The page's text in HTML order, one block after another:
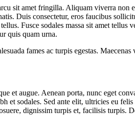
sit amet fringilla. Aliquam viverra non
Duis consectetur, eros faucibus
Fusce sodales massa sit amet tellus
quis quam urna.
fames ac turpis egestas.
et augue. Aenean porta, nunc eget
et sodales. Sed ante elit, ultricies eu
dignissim turpis et, facilisis turpis.